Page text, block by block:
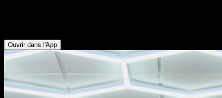
Ouvrir dans l'App